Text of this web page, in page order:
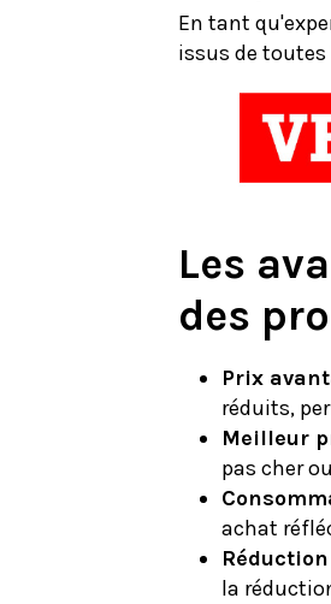
En tant
issus de toutes
Les
des
Prix
réduits,
Meilleur
pas cher
achat
la